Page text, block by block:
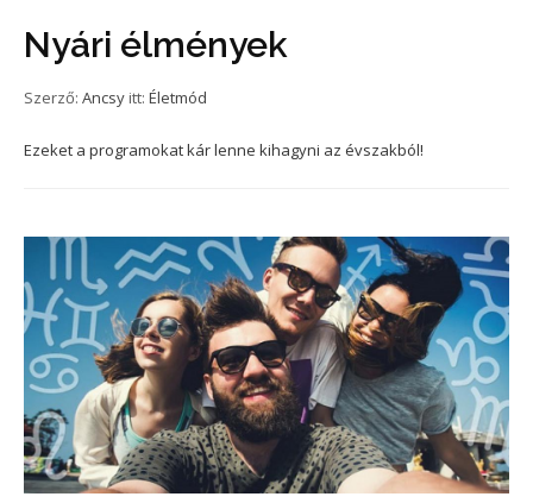
Nyári élmények
Szerző: Ancsy itt: Életmód
Ezeket a programokat kár lenne kihagyni az évszakból!